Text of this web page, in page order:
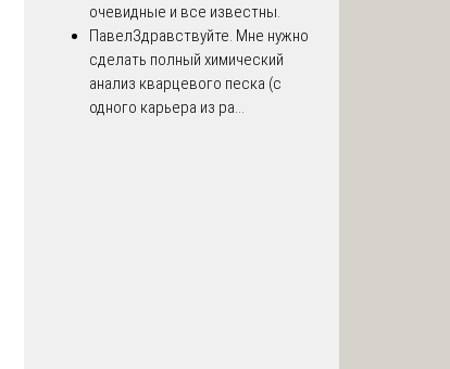
очевидные и все известны.
ПавелЗдравствуйте. Мне нужно
сделать полный химический
анализ кварцевого песка (с
одного карьера из ра...